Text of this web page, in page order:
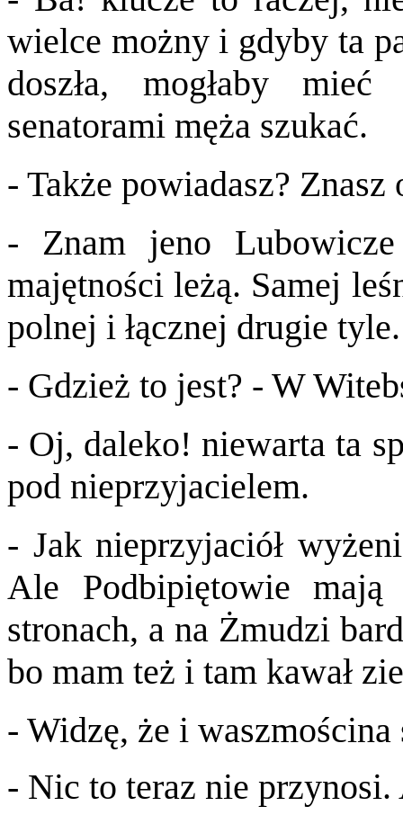
wielce możny i gdyby ta
doszła, mogłaby
senatorami męża szukać.
- Także powiadasz?
- Znam jeno
majętności leżą. Samej
polnej i łącznej drugie tyle.
- Gdzież to jest? - W
- Oj, daleko! niewarta ta
pod nieprzyjacielem.
- Jak nieprzyjaciół
Ale Podbipiętowie
stronach, a na Żmudzi
bo mam też i tam kawał
- Widzę, że i
- Nic to teraz nie